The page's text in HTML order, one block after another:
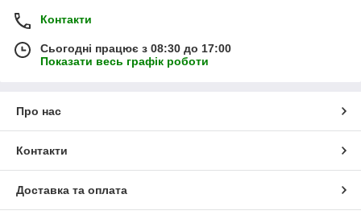
Контакти
Сьогодні працює з 08:30 до 17:00
Показати весь графік роботи
Про нас
Контакти
Доставка та оплата